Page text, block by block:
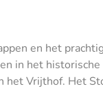
en het
in het
het Vrijthof. Het